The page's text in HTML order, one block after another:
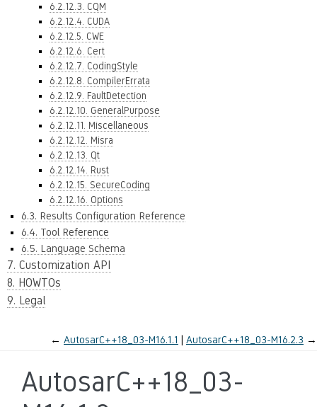
6.2.12.3. CQM
6.2.12.4. CUDA
6.2.12.5. CWE
6.2.12.6. Cert
6.2.12.7. CodingStyle
6.2.12.8. CompilerErrata
6.2.12.9. FaultDetection
6.2.12.10. GeneralPurpose
6.2.12.11. Miscellaneous
6.2.12.12. Misra
6.2.12.13. Qt
6.2.12.14. Rust
6.2.12.15. SecureCoding
6.2.12.16. Options
6.3. Results Configuration Reference
6.4. Tool Reference
6.5. Language Schema
7. Customization API
8. HOWTOs
9. Legal
← AutosarC++18_03-M16.1.1 AutosarC++18_03-M16.2.3 →
AutosarC++18_03-